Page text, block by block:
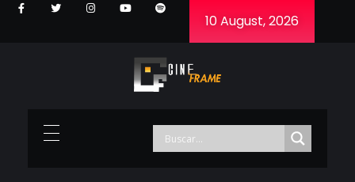
10 August, 2026